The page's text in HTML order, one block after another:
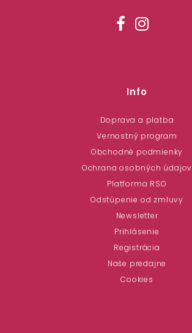
Info
Doprava a platba
Vernostný program
Obchodné podmienky
Ochrana osobných údajov
Platforma RSO
Odstúpenie od zmluvy
Newsletter
Prihlásenie
Registrácia
Naše predajne
Cookies